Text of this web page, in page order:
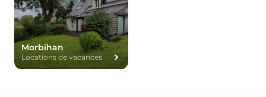
Morbihan
Locations de vacances